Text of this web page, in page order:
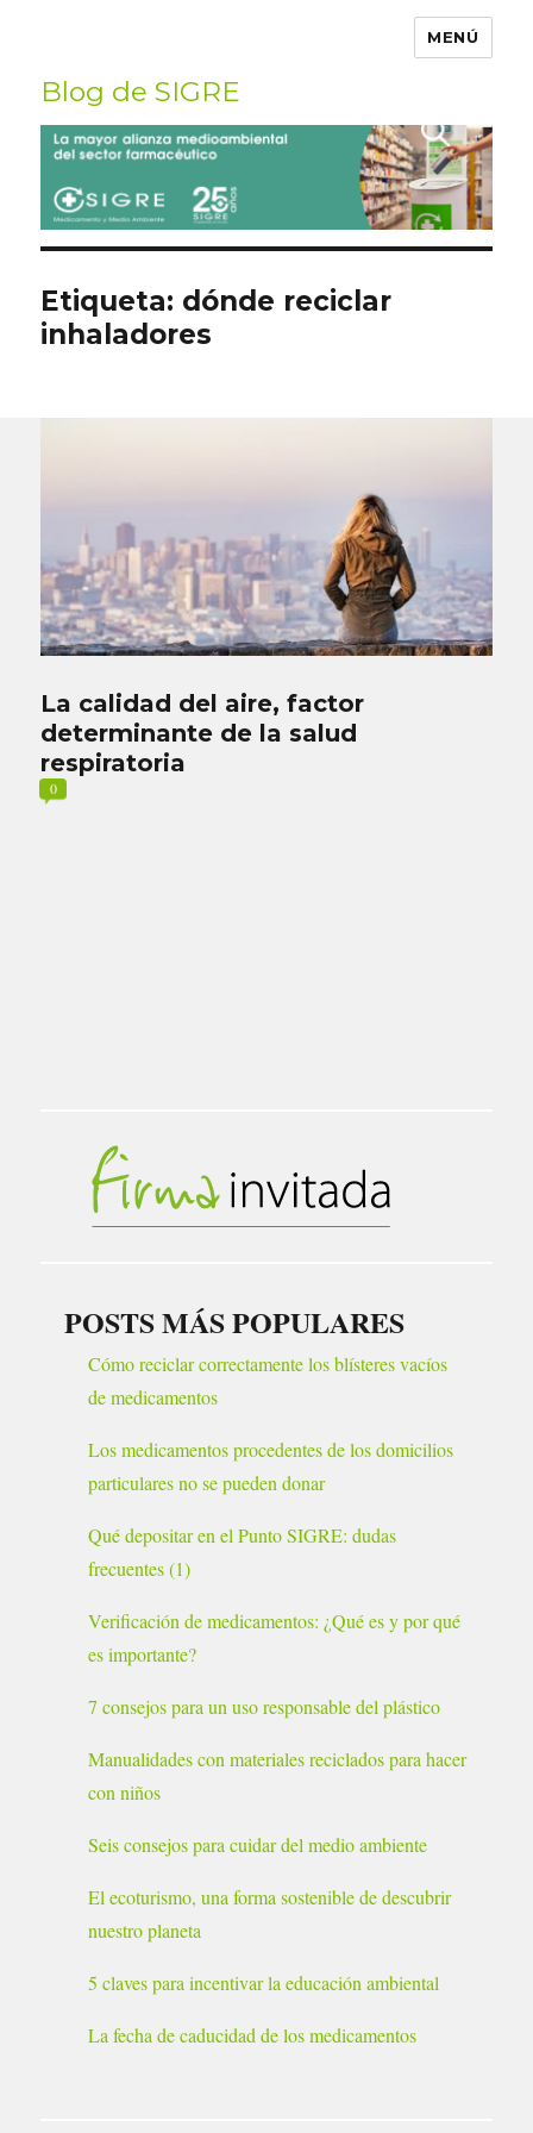
MENÚ
Blog de SIGRE
Buscar
por:
Etiqueta: dónde reciclar
inhaladores
La calidad del aire, factor
determinante de la salud
respiratoria
0
POSTS MÁS POPULARES
Cómo reciclar correctamente los blísteres vacíos
de medicamentos
Los medicamentos procedentes de los domicilios
particulares no se pueden donar
Qué depositar en el Punto SIGRE: dudas
frecuentes (1)
Verificación de medicamentos: ¿Qué es y por qué
es importante?
7 consejos para un uso responsable del plástico
Manualidades con materiales reciclados para hacer
con niños
Seis consejos para cuidar del medio ambiente
El ecoturismo, una forma sostenible de descubrir
nuestro planeta
5 claves para incentivar la educación ambiental
La fecha de caducidad de los medicamentos